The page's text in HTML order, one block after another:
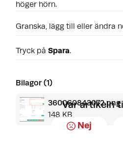
höger hörn.
Granska, lägg till eller ändra
Tryck på Spara.
Bilagor (1)
360060843072.png
148 KB
Var artikeln
Nej